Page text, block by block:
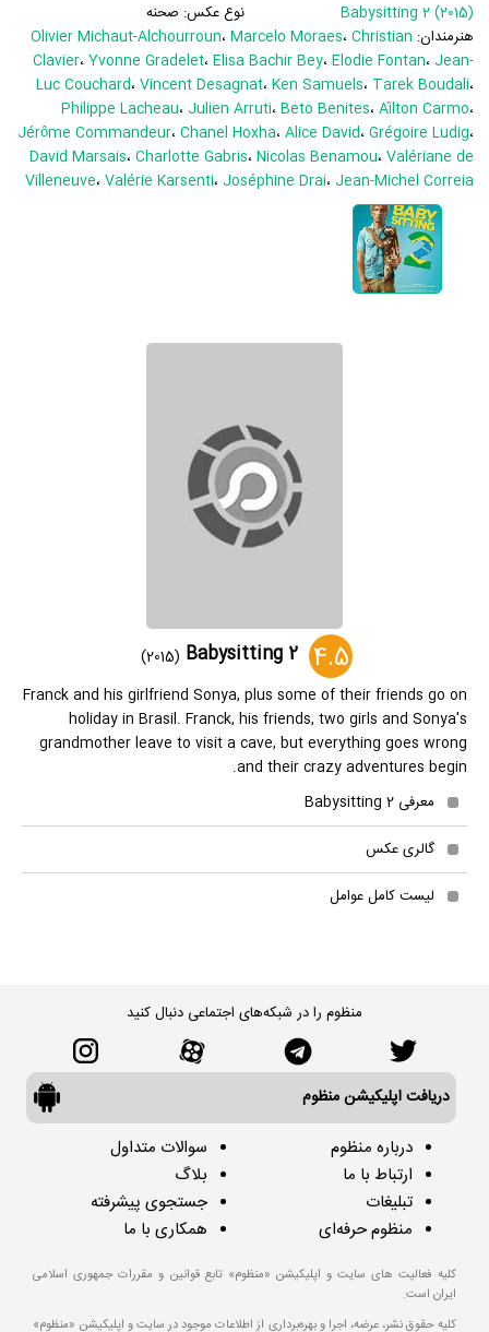
Babysitting 2 (2015)
نوع عکس: صحنه
هنرمندان:
Olivier Michaut-Alchourroun، Marcelo Moraes، Christian
Clavier، Yvonne Gradelet، Elisa Bachir Bey، Elodie Fontan، Jean-
Luc Couchard، Vincent Desagnat، Ken Samuels، Tarek Boudali،
Philippe Lacheau، Julien Arruti، Beto Benites، Aílton Carmo،
Jérôme Commandeur، Chanel Hoxha، Alice David، Grégoire Ludig،
David Marsais، Charlotte Gabris، Nicolas Benamou، Valériane de
Villeneuve، Valérie Karsenti، Joséphine Drai، Jean-Michel Correia
4.5
Babysitting 2
(2015)
Franck and his girlfriend Sonya, plus some of their friends go on
holiday in Brasil. Franck, his friends, two girls and Sonya's
grandmother leave to visit a cave, but everything goes wrong
and their crazy adventures begin.
معرفی Babysitting 2
گالری عکس
لیست کامل عوامل
منظوم را در شبکه‌های اجتماعی دنبال کنید
دریافت اپلیکیشن منظوم
درباره منظوم
ارتباط با ما
تبلیغات
منظوم حرفه‌ای
سوالات متداول
بلاگ
جستجوی پیشرفته
همکاری با ما
کلیه فعالیت های سایت و اپلیکیشن «منظوم» تابع قوانین و مقررات جمهوری اسلامی
ایران است.
کلیه حقوق نشر، عرضه، اجرا و بهره‌برداری از اطلاعات موجود در سایت و اپلیکیشن «منظوم»